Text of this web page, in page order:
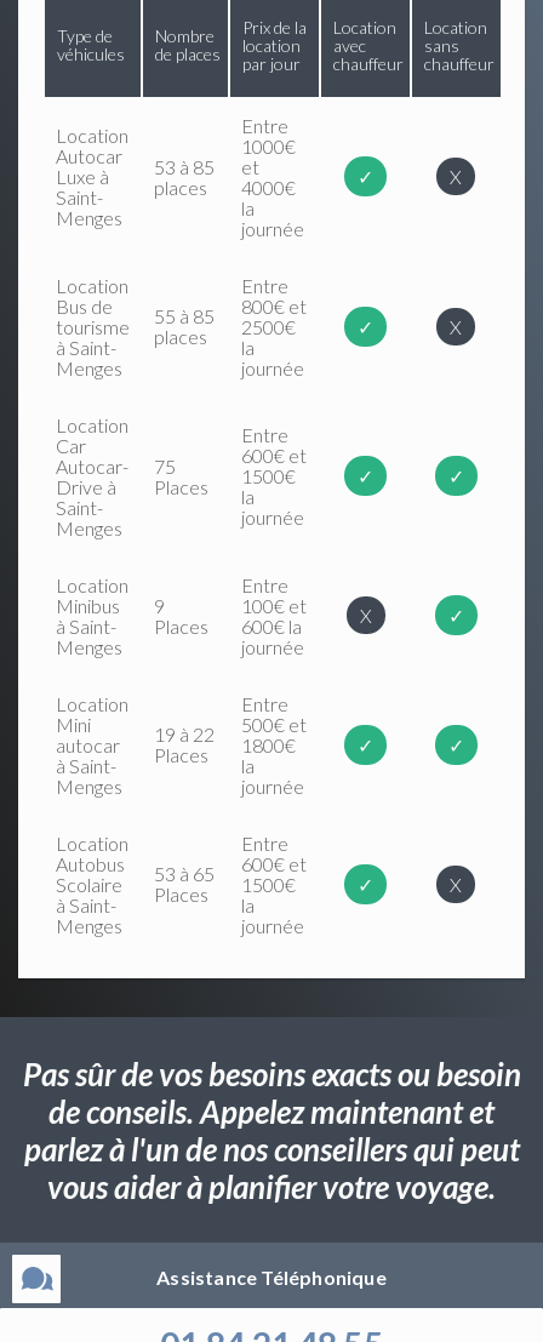
Type de
véhicules
Nombre
de places
Prix de la
location
par jour
Location
avec
chauffeur
Location
sans
chauffeur
Location
Autocar
Luxe à
Saint-
Menges
53 à 85
places
Entre
1000€
et
4000€
la
journée
✓ X
Location
Bus de
tourisme
à Saint-
Menges
55 à 85
places
Entre
800€ et
2500€
la
journée
✓ X
Location
Car
Autocar-
Drive à
Saint-
Menges
75
Places
Entre
600€ et
1500€
la
journée
✓ ✓
Location
Minibus
à Saint-
Menges
9
Places
Entre
100€ et
600€ la
journée
X ✓
Location
Mini
autocar
à Saint-
Menges
19 à 22
Places
Entre
500€ et
1800€
la
journée
✓ ✓
Location
Autobus
Scolaire
à Saint-
Menges
53 à 65
Places
Entre
600€ et
1500€
la
journée
✓ X
Pas sûr de vos besoins exacts ou besoin
de conseils. Appelez maintenant et
parlez à l'un de nos conseillers qui peut
vous aider à planifier votre voyage.
Assistance Téléphonique